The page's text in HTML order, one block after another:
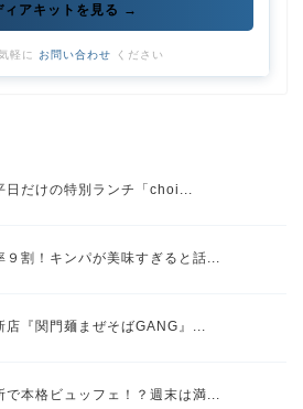
ィアキットを見る →
軽に お問い合わせ ください
日だけの特別ランチ「choi...
割！キンパが美味すぎると話...
店『関門麺まぜそばGANG』...
で本格ビュッフェ！？週末は満...